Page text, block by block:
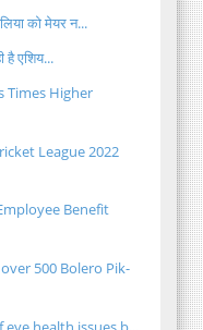
को मेयर न...
एशिय...
Times Higher
League 2022
Benefit
500 Bolero Pik-